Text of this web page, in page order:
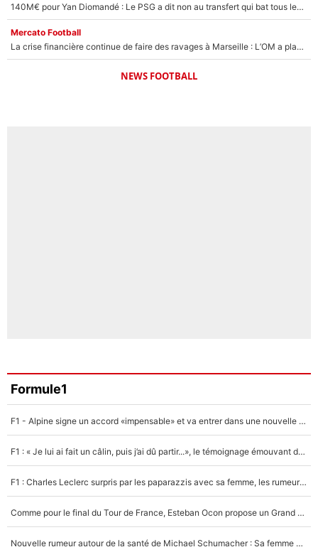
140M€ pour Yan Diomandé : Le PSG a dit non au transfert qui bat tous les records sur le mercato
Mercato Football
La crise financière continue de faire des ravages à Marseille : L’OM a placé 12 joueurs sur le marché des transferts… et ça pourrait lui rapporter près de 100M€ !
NEWS FOOTBALL
Formule1
F1 - Alpine signe un accord «impensable» et va entrer dans une nouvelle dimension : Grande nouvelle pour Pierre Gasly !
F1 : « Je lui ai fait un câlin, puis j’ai dû partir...», le témoignage émouvant de Max Verstappen sur sa fille
F1 : Charles Leclerc surpris par les paparazzis avec sa femme, les rumeurs étaient vraies !
Comme pour le final du Tour de France, Esteban Ocon propose un Grand Prix de Formule 1 à Paris : «Autour de l’Arc de Triomphe, ce serait génial» !
Nouvelle rumeur autour de la santé de Michael Schumacher : Sa femme Corinna sort du silence